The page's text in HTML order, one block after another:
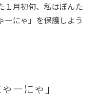
１月初旬、私はぽんた
ーにゃ」を保護しよう
ーにゃ」